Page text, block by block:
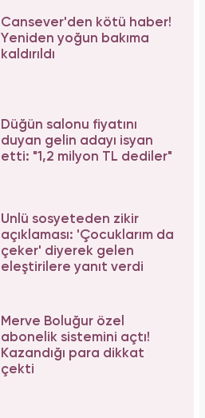
Cansever'den kötü haber!
Yeniden yoğun bakıma
kaldırıldı
Düğün salonu fiyatını
duyan gelin adayı isyan
etti: "1,2 milyon TL dediler"
Ünlü sosyeteden zikir
açıklaması: 'Çocuklarım da
çeker' diyerek gelen
eleştirilere yanıt verdi
Merve Boluğur özel
abonelik sistemini açtı!
Kazandığı para dikkat
çekti